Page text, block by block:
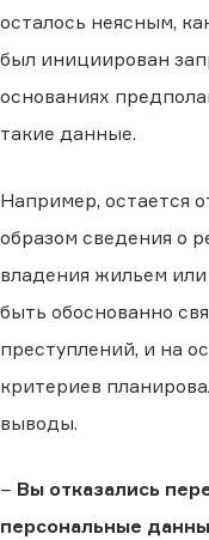
осталось неясным,
был инициирован
основаниях
такие данные.
Например, остается
образом сведения о
владения жильем или
быть обоснованно
преступлений, и на
критериев
выводы.
– Вы отказались
персональные